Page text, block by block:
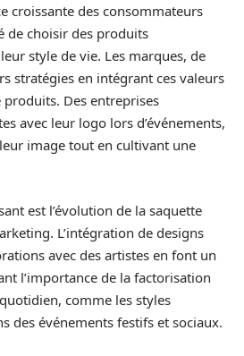
croissante des consommateurs
de choisir des produits
style de vie. Les marques, de
stratégies en intégrant ces valeurs
Des entreprises
avec leur logo lors d’événements,
image tout en cultivant une
est l’évolution de la saquette
L’intégration de designs
avec des artistes en font un
l’importance de la factorisation
comme les styles
des événements festifs et sociaux.